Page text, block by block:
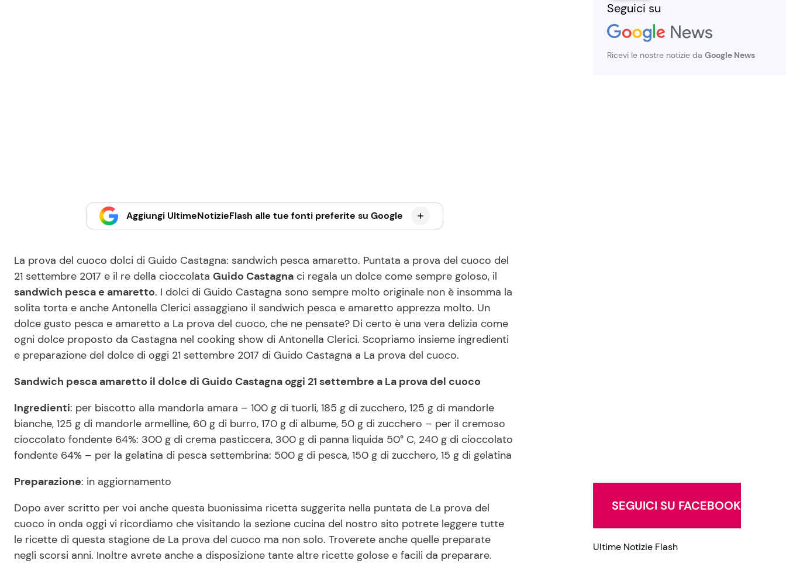
Aggiungi UltimeNotizieFlash alle tue fonti preferite su Google
La prova del cuoco dolci di Guido Castagna: sandwich pesca amaretto. Puntata a prova del cuoco del
21 settembre 2017 e il re della cioccolata Guido Castagna ci regala un dolce come sempre goloso, il
sandwich pesca e amaretto. I dolci di Guido Castagna sono sempre molto originale non è insomma la
solita torta e anche Antonella Clerici assaggiano il sandwich pesca e amaretto apprezza molto. Un
dolce gusto pesca e amaretto a La prova del cuoco, che ne pensate? Di certo è una vera delizia come
ogni dolce proposto da Castagna nel cooking show di Antonella Clerici. Scopriamo insieme ingredienti
e preparazione del dolce di oggi 21 settembre 2017 di Guido Castagna a La prova del cuoco.
Sandwich pesca amaretto il dolce di Guido Castagna oggi 21 settembre a La prova del cuoco
Ingredienti: per biscotto alla mandorla amara – 100 g di tuorli, 185 g di zucchero, 125 g di mandorle
bianche, 125 g di mandorle armelline, 60 g di burro, 170 g di albume, 50 g di zucchero – per il cremoso
cioccolato fondente 64%: 300 g di crema pasticcera, 300 g di panna liquida 50° C, 240 g di cioccolato
fondente 64% – per la gelatina di pesca settembrina: 500 g di pesca, 150 g di zucchero, 15 g di gelatina
Preparazione: in aggiornamento
Dopo aver scritto per voi anche questa buonissima ricetta suggerita nella puntata de La prova del
cuoco in onda oggi vi ricordiamo che visitando la sezione cucina del nostro sito potrete leggere tutte
le ricette di questa stagione de La prova del cuoco ma non solo. Troverete anche quelle preparate
negli scorsi anni. Inoltre avrete anche a disposizione tante altre ricette golose e facili da preparare.
Seguici su
Ricevi le nostre notizie da Google News
SEGUICI SU FACEBOOK
Ultime Notizie Flash